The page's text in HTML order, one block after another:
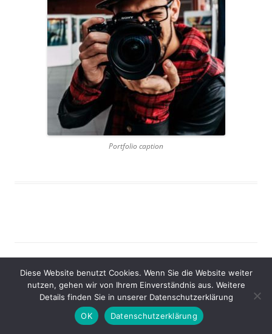
Portfolio caption
Diese Website benutzt Cookies. Wenn Sie die Website weiter
nutzen, gehen wir von Ihrem Einverständnis aus. Weitere
Details finden Sie in unserer Datenschutzerklärung
OK
Datenschutzerklärung